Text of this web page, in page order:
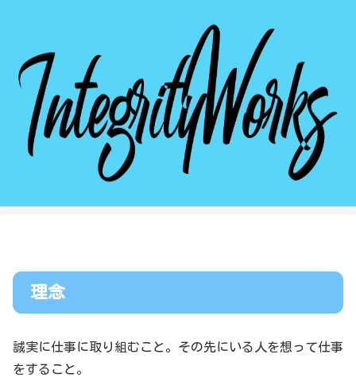
理念
誠実に仕事に取り組むこと。その先にいる人を想って仕事
をすること。